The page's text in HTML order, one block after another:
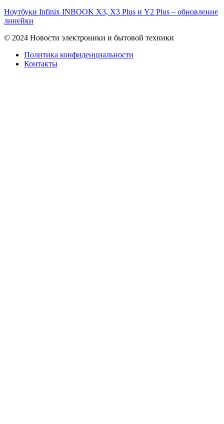
Ноутбуки Infinix INBOOK X3, X3 Plus и Y2 Plus – обновление
линейки
© 2024 Новости электроники и бытовой техники
Политика конфиденциальности
Контакты